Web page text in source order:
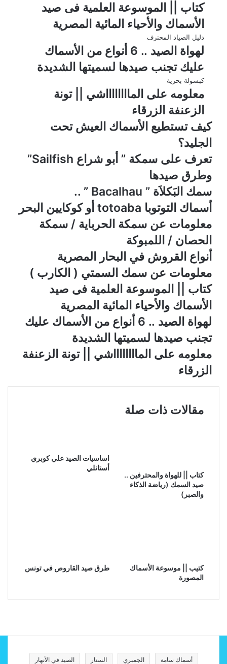
كتاب || الموسوعة العلمية فى صيد
الأسماك والأحياء المائية المصرية
دليل الصياد المحترف
لهواة الصيد .. 6 أنواع من الأسماك
عليك تجنب صيدها لسميتها الشديدة
كبسولة بحرية
معلومه على المااااااااشي || تونة
الزعنفة الزرقاء
كيف تستطيع الأسماك العيش تحت
الجليد؟
تعرف على سمكة ” أبو شراع Sailfish”
وطرق صيدها
سمك البَكلاَة ” Bacalhau ” ..
أسماك التوتوبا totoaba أو كوكايين البحر
معلومات عن ﺳﻤﻜﺔ ﺍﻟﺤﺮﺑﺎﻳﺔ / ﺳﻤﻜﺔ
ﺍﻟﺤﺼﺎﻥ / ﺍﻟﻠﻤﺒﻮﻛﺔ
أنواع القروش في البحار المصرية
معلومات عن سمك السمتي ( الكارب )
كتاب || الموسوعة العلمية فى صيد
الأسماك والأحياء المائية المصرية
لهواة الصيد .. 6 أنواع من الأسماك عليك
تجنب صيدها لسميتها الشديدة
معلومه على المااااااااشي || تونة الزعنفة
الزرقاء
مقالات ذات صلة
اساسيات الصيد علي كوبري
أستانلي
كتاب || للهواة والمحترفين ..
صيد السمك (رياضة الذكاء
والصبر)
طرق صيد القاروص في تونس
كتيب || موسوعة الأسماك
المصورة
أسماك سامة الجمبري السنار الصيد في الأنهار